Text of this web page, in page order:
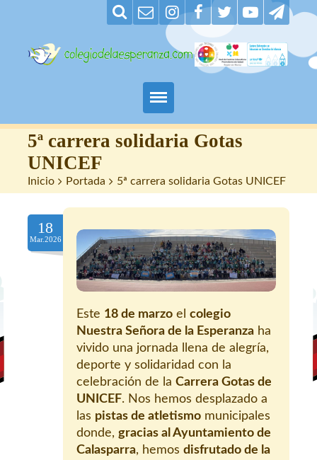
Padres
Alumnos
Maestros
Nuestro centro
Contacto
5ª carrera solidaria Gotas
UNICEF
Inicio > Portada > 5ª carrera solidaria Gotas UNICEF
18
Mar.2026
Este 18 de marzo el colegio
Nuestra Señora de la Esperanza ha
vivido una jornada llena de alegría,
deporte y solidaridad con la
celebración de la Carrera Gotas de
UNICEF. Nos hemos desplazado a
las pistas de atletismo municipales
donde, gracias al Ayuntamiento de
Calasparra, hemos disfrutado de la